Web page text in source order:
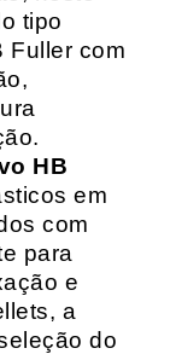
tipo
Fuller com
HB
em
com
para
e
a
do